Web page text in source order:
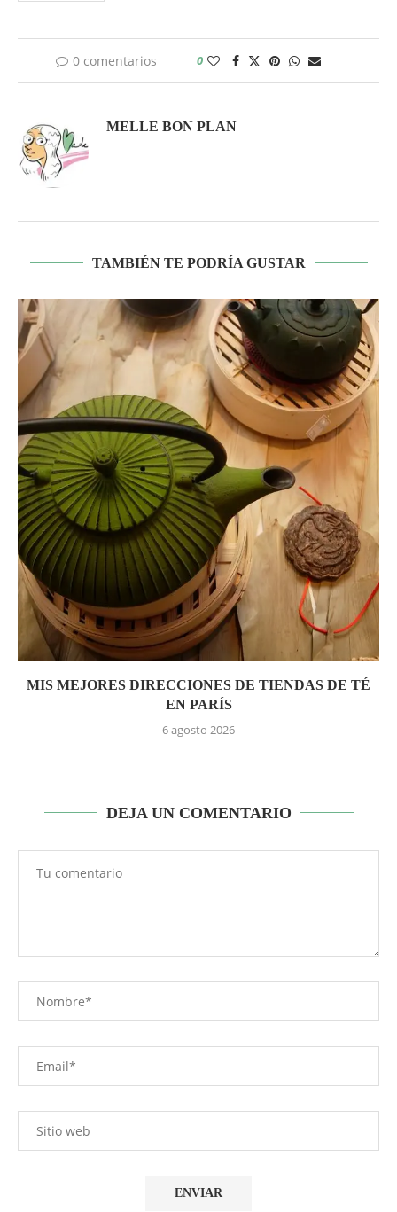
0 comentarios 0
MELLE BON PLAN
TAMBIÉN TE PODRÍA GUSTAR
MIS MEJORES DIRECCIONES DE TIENDAS DE TÉ
EN PARÍS
6 agosto 2026
DEJA UN COMENTARIO